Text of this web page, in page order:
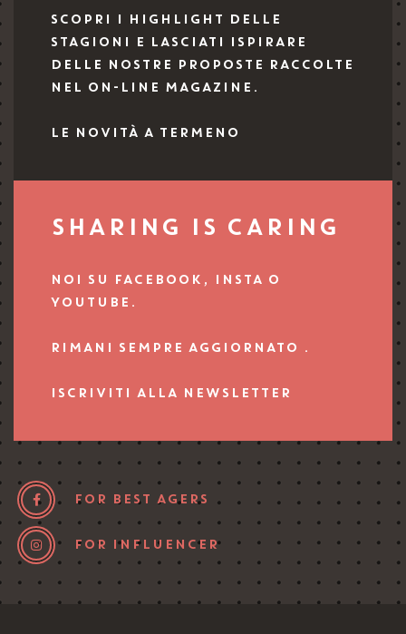
SCOPRI I HIGHLIGHT DELLE
STAGIONI E LASCIATI ISPIRARE
DELLE NOSTRE PROPOSTE RACCOLTE
NEL ON-LINE MAGAZINE.
LE NOVITÀ A TERMENO
SHARING IS CARING
NOI SU FACEBOOK, INSTA O
YOUTUBE.
RIMANI SEMPRE AGGIORNATO .
ISCRIVITI ALLA NEWSLETTER
FOR BEST AGERS
FOR INFLUENCER